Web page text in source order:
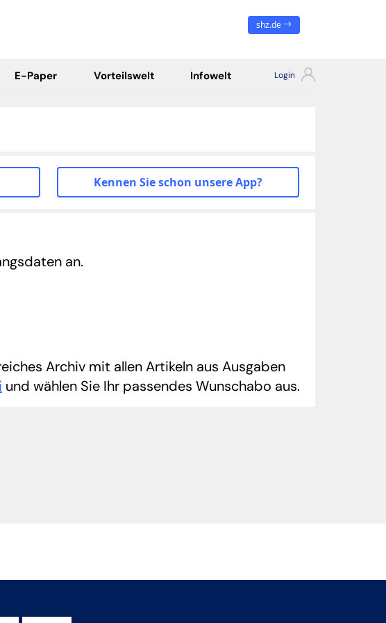
shz.de
E-Paper Vorteilswelt Infowelt
Kennen Sie schon unsere App?
an.
Archiv mit allen Artikeln aus Ausgaben
und wählen Sie Ihr passendes Wunschabo aus.